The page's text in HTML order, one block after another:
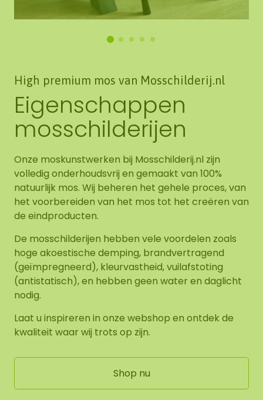
High premium mos van Mosschilderij.nl
Eigenschappen
mosschilderijen
Onze moskunstwerken bij Mosschilderij.nl zijn
volledig onderhoudsvrij en gemaakt van 100%
natuurlijk mos. Wij beheren het gehele proces, van
het voorbereiden van het mos tot het creëren van
de eindproducten.
De mosschilderijen hebben vele voordelen zoals
hoge akoestische demping, brandvertragend
(geïmpregneerd), kleurvastheid, vuilafstoting
(antistatisch), en hebben geen water en daglicht
nodig.
Laat u inspireren in onze webshop en ontdek de
kwaliteit waar wij trots op zijn.
Shop nu